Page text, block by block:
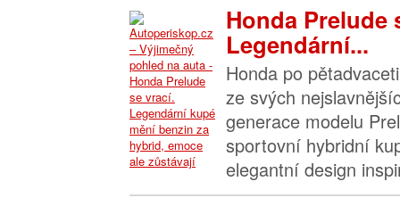
Honda Prelude
Legendární...
Honda po
ze svých
generace modelu
sportovní hybridní
elegantní design